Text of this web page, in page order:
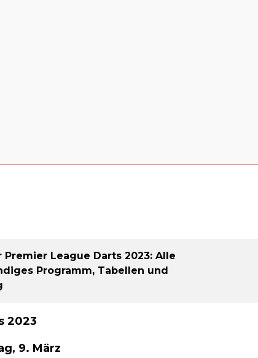
League Darts 2023: Alle
Programm, Tabellen und
2023
9. März